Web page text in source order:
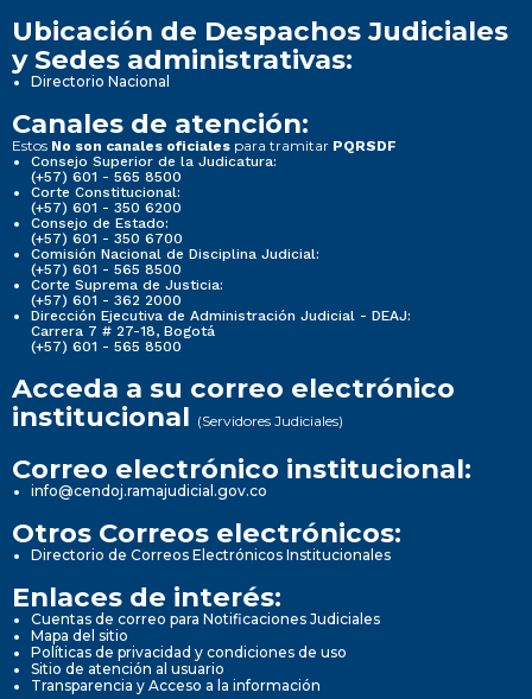
Ubicación de Despachos Judiciales
y Sedes administrativas:
Directorio Nacional
Canales de atención:
Estos No son canales oficiales para tramitar PQRSDF
Consejo Superior de la Judicatura:
(+57) 601 - 565 8500
Corte Constitucional:
(+57) 601 - 350 6200
Consejo de Estado:
(+57) 601 - 350 6700
Comisión Nacional de Disciplina Judicial:
(+57) 601 - 565 8500
Corte Suprema de Justicia:
(+57) 601 - 362 2000
Dirección Ejecutiva de Administración Judicial - DEAJ:
Carrera 7 # 27-18, Bogotá
(+57) 601 - 565 8500
Acceda a su correo electrónico
institucional (Servidores Judiciales)
Correo electrónico institucional:
info@cendoj.ramajudicial.gov.co
Otros Correos electrónicos:
Directorio de Correos Electrónicos Institucionales
Enlaces de interés:
Cuentas de correo para Notificaciones Judiciales
Mapa del sitio
Políticas de privacidad y condiciones de uso
Sitio de atención al usuario
Transparencia y Acceso a la información